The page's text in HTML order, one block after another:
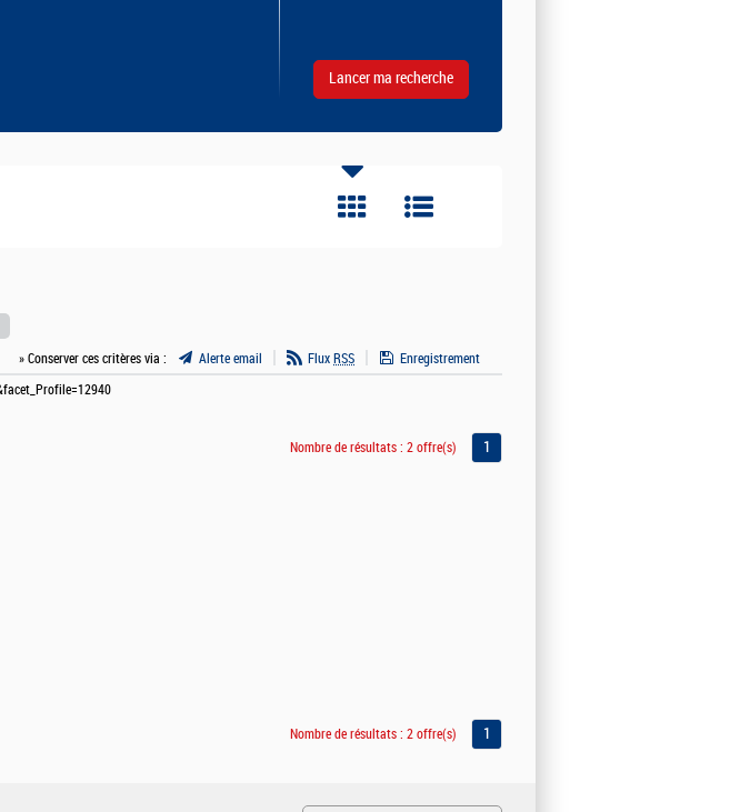
» Conserver ces critères via : Alerte email Flux RSS
Enregistrement
Nombre de résultats : 2 offre(s) 1
Nombre de résultats : 2 offre(s) 1